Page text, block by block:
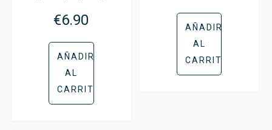
€6.90
AÑADIR
AL
CARRITO
AÑADIR
AL
CARRITO